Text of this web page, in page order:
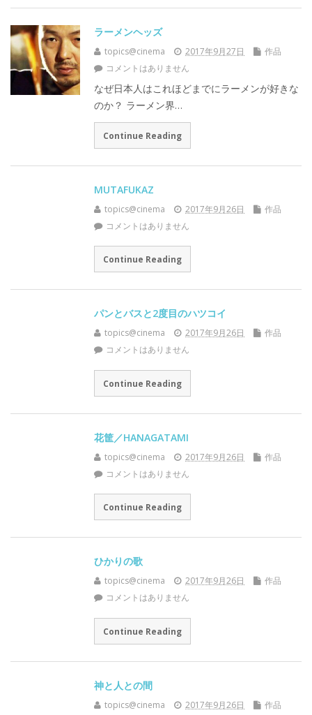
ラーメンヘッズ
topics@cinema 2017年9月27日
作品
コメントはありません
なぜ日本人はこれほどまでにラーメンが好きな
のか？ ラーメン界…
Continue Reading
MUTAFUKAZ
topics@cinema 2017年9月26日
作品
コメントはありません
Continue Reading
パンとバスと2度目のハツコイ
topics@cinema 2017年9月26日
作品
コメントはありません
Continue Reading
花筐／HANAGATAMI
topics@cinema 2017年9月26日
作品
コメントはありません
Continue Reading
ひかりの歌
topics@cinema 2017年9月26日
作品
コメントはありません
Continue Reading
神と人との間
topics@cinema 2017年9月26日 作品